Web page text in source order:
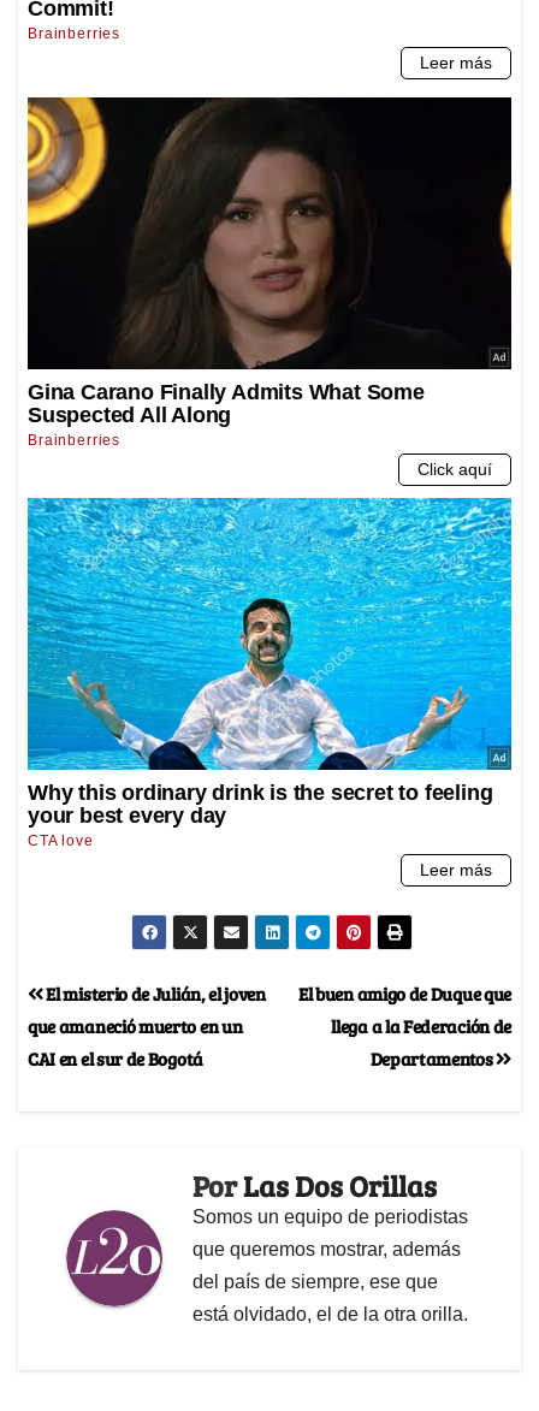
El buen amigo de Duque que
llega a la Federación de
Departamentos
El misterio de Julián, el joven
que amaneció muerto en un
CAI en el sur de Bogotá
PorLas Dos Orillas
Somos un equipo de periodistas
que queremos mostrar, además
del país de siempre, ese que
está olvidado, el de la otra orilla.